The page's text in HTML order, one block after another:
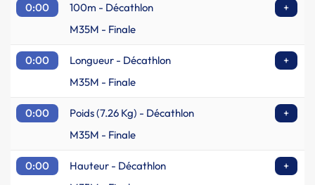
0:00 100m - Décathlon
+
M35M - Finale
0:00 Longueur - Décathlon
+
M35M - Finale
0:00 Poids (7.26 Kg) - Décathlon
+
M35M - Finale
0:00 Hauteur - Décathlon
+